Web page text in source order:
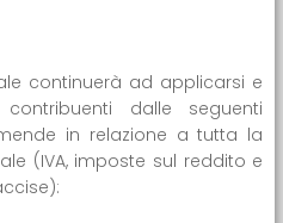
continuerà ad applicarsi e
dalle seguenti
in relazione a tutta la
(IVA, imposte sul reddito e